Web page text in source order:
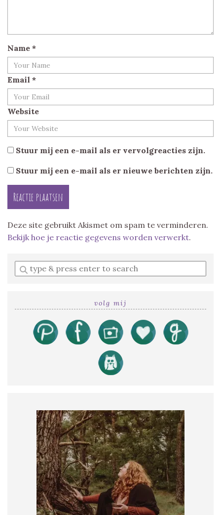
Name *
Email *
Website
Stuur mij een e-mail als er vervolgreacties zijn.
Stuur mij een e-mail als er nieuwe berichten zijn.
Deze site gebruikt Akismet om spam te verminderen.
Bekijk hoe je reactie gegevens worden verwerkt.
Enter
a
volg mij